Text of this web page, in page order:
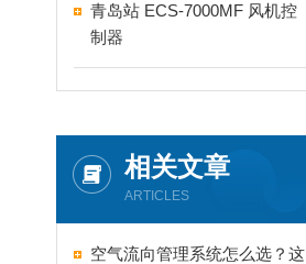
青岛站 ECS-7000MF 风机控
制器
相关文章
ARTICLES
空气流向管理系统怎么选？这